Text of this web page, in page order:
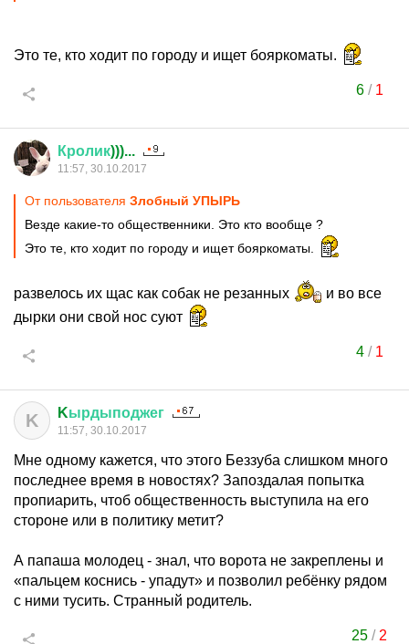
Это те, кто ходит по городу и ищет бояркоматы.
6/ 1
Кролик)))...
11:57, 30.10.2017
От пользователя Злобный УПЫРЬ
Везде какие-то общественники. Это кто вообще ?
Это те, кто ходит по городу и ищет бояркоматы.
развелось их щас как собак не резанных
и во все
дырки они свой нос суют
4/ 1
K Kырдыподжег
11:57, 30.10.2017
Мне одному кажется, что этого Беззуба слишком много
последнее время в новостях? Запоздалая попытка
пропиарить, чтоб общественность выступила на его
стороне или в политику метит?
А папаша молодец - знал, что ворота не закреплены и
«пальцем коснись - упадут» и позволил ребёнку рядом
с ними тусить. Странный родитель.
25 / 2